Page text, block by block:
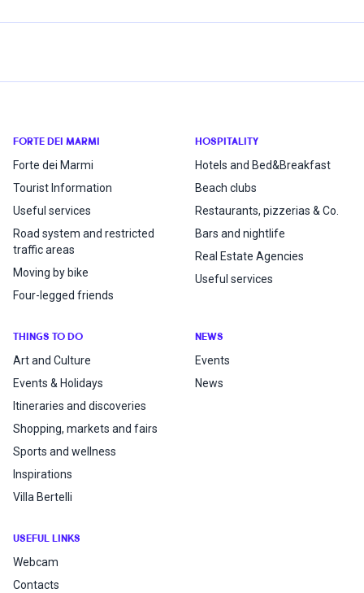
FORTE DEI MARMI
Forte dei Marmi
Tourist Information
Useful services
Road system and restricted
traffic areas
Moving by bike
Four-legged friends
HOSPITALITY
Hotels and Bed&Breakfast
Beach clubs
Restaurants, pizzerias & Co.
Bars and nightlife
Real Estate Agencies
Useful services
THINGS TO DO
Art and Culture
Events & Holidays
Itineraries and discoveries
Shopping, markets and fairs
Sports and wellness
Inspirations
Villa Bertelli
NEWS
Events
News
USEFUL LINKS
Webcam
Contacts